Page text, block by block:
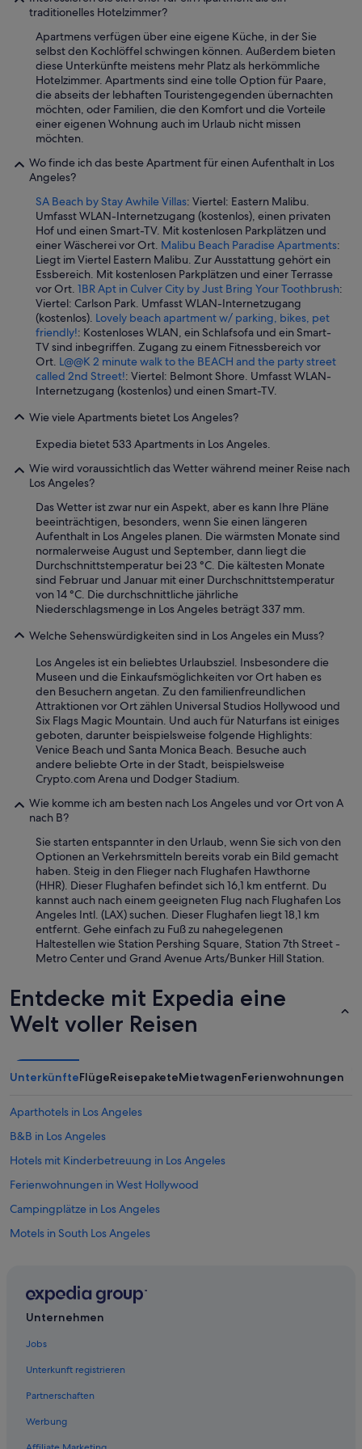
traditionelles Hotelzimmer?
Apartmens verfügen über eine eigene Küche, in der Sie
selbst den Kochlöffel schwingen können. Außerdem bieten
diese Unterkünfte meistens mehr Platz als herkömmliche
Hotelzimmer. Apartments sind eine tolle Option für Paare,
die abseits der lebhaften Touristengegenden übernachten
möchten, oder Familien, die den Komfort und die Vorteile
einer eigenen Wohnung auch im Urlaub nicht missen
möchten.
Wo finde ich das beste Apartment für einen Aufenthalt in Los
Angeles?
SA Beach by Stay Awhile Villas: Viertel: Eastern Malibu.
Umfasst WLAN-Internetzugang (kostenlos), einen privaten
Hof und einen Smart-TV. Mit kostenlosen Parkplätzen und
einer Wäscherei vor Ort. Malibu Beach Paradise Apartments:
Liegt im Viertel Eastern Malibu. Zur Ausstattung gehört ein
Essbereich. Mit kostenlosen Parkplätzen und einer Terrasse
vor Ort. 1BR Apt in Culver City by Just Bring Your Toothbrush:
Viertel: Carlson Park. Umfasst WLAN-Internetzugang
(kostenlos). Lovely beach apartment w/ parking, bikes, pet
friendly!: Kostenloses WLAN, ein Schlafsofa und ein Smart-
TV sind inbegriffen. Zugang zu einem Fitnessbereich vor
Ort. L@@K 2 minute walk to the BEACH and the party street
called 2nd Street!: Viertel: Belmont Shore. Umfasst WLAN-
Internetzugang (kostenlos) und einen Smart-TV.
Wie viele Apartments bietet Los Angeles?
Expedia bietet 533 Apartments in Los Angeles.
Wie wird voraussichtlich das Wetter während meiner Reise nach
Los Angeles?
Das Wetter ist zwar nur ein Aspekt, aber es kann Ihre Pläne
beeinträchtigen, besonders, wenn Sie einen längeren
Aufenthalt in Los Angeles planen. Die wärmsten Monate sind
normalerweise August und September, dann liegt die
Durchschnittstemperatur bei 23 °C. Die kältesten Monate
sind Februar und Januar mit einer Durchschnittstemperatur
von 14 °C. Die durchschnittliche jährliche
Niederschlagsmenge in Los Angeles beträgt 337 mm.
Welche Sehenswürdigkeiten sind in Los Angeles ein Muss?
Los Angeles ist ein beliebtes Urlaubsziel. Insbesondere die
Museen und die Einkaufsmöglichkeiten vor Ort haben es
den Besuchern angetan. Zu den familienfreundlichen
Attraktionen vor Ort zählen Universal Studios Hollywood und
Six Flags Magic Mountain. Und auch für Naturfans ist einiges
geboten, darunter beispielsweise folgende Highlights:
Venice Beach und Santa Monica Beach. Besuche auch
andere beliebte Orte in der Stadt, beispielsweise
Crypto.com Arena und Dodger Stadium.
Wie komme ich am besten nach Los Angeles und vor Ort von A
nach B?
Sie starten entspannter in den Urlaub, wenn Sie sich von den
Optionen an Verkehrsmitteln bereits vorab ein Bild gemacht
haben. Steig in den Flieger nach Flughafen Hawthorne
(HHR). Dieser Flughafen befindet sich 16,1 km entfernt. Du
kannst auch nach einem geeigneten Flug nach Flughafen Los
Angeles Intl. (LAX) suchen. Dieser Flughafen liegt 18,1 km
entfernt. Gehe einfach zu Fuß zu nahegelegenen
Haltestellen wie Station Pershing Square, Station 7th Street -
Metro Center und Grand Avenue Arts/Bunker Hill Station.
Entdecke mit Expedia eine
Welt voller Reisen
UnterkünfteFlügeReisepaketeMietwagenFerienwohnungen
Aparthotels in Los Angeles
B&B in Los Angeles
Hotels mit Kinderbetreuung in Los Angeles
Ferienwohnungen in West Hollywood
Campingplätze in Los Angeles
Motels in South Los Angeles
Hotels nahe Eastern Columbia Building
4-Sterne-Hotels in Los Angeles
Hotels nahe Orpheum Theatre
Loews Hotels in Los Angeles
Unternehmen
Jobs
Unterkunft registrieren
Partnerschaften
Werbung